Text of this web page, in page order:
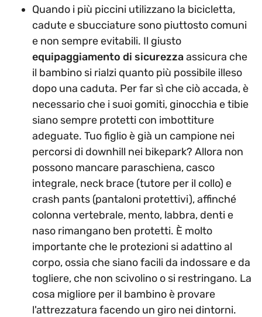
Quando i più piccini utilizzano la bicicletta,
cadute e sbucciature sono piuttosto comuni
e non sempre evitabili. Il giusto
equipaggiamento di sicurezzaassicura che
il bambino si rialzi quanto più possibile illeso
dopo una caduta. Per far sì che ciò accada, è
necessario che i suoi gomiti, ginocchia e tibie
siano sempre protetti con imbottiture
adeguate. Tuo figlio è già un campione nei
percorsi di downhill nei bikepark? Allora non
possono mancare paraschiena, casco
integrale, neck brace (tutore per il collo) e
crash pants (pantaloni protettivi), affinché
colonna vertebrale, mento, labbra, denti e
naso rimangano ben protetti. È molto
importante che le protezioni si adattino al
corpo, ossia che siano facili da indossare e da
togliere, che non scivolino o si restringano. La
cosa migliore per il bambino è provare
l'attrezzatura facendo un giro nei dintorni.